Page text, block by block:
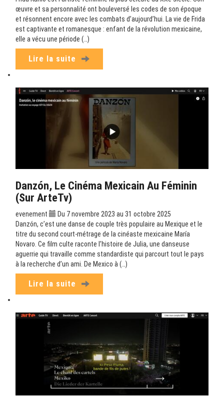
œuvre et sa personnalité ont bouleversé les codes de son époque
et résonnent encore avec les combats d’aujourd’hui. La vie de Frida
est captivante et romanesque : enfant de la révolution mexicaine,
elle a vécu une période (…)
Lire la suite
Danzón, Le Cinéma Mexicain Au Féminin
(sur ArteTv)
evenement
Du 7 novembre 2023 au 31 octobre 2025
Danzón, c’est une danse de couple très populaire au Mexique et le
titre du second court-métrage de la cinéaste mexicaine María
Novaro. Ce film culte raconte l’histoire de Julia, une danseuse
aguerrie qui travaille comme standardiste qui parcourt tout le pays
à la recherche d’un ami. De Mexico à (…)
Lire la suite